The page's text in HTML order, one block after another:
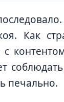
Как
печально.